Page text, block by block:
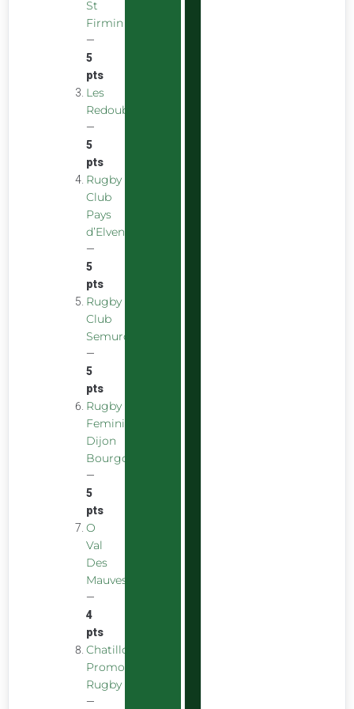
St
Firmin
—
5
pts
Les
Redoubstables
—
5
pts
Rugby
Club
Pays
d’Elven
—
5
pts
Rugby
Club
Semurois
—
5
pts
Rugby
Feminin
Dijon
Bourgogne
—
5
pts
O
Val
Des
Mauves
—
4
pts
Chatillon
Promotion
Rugby
—